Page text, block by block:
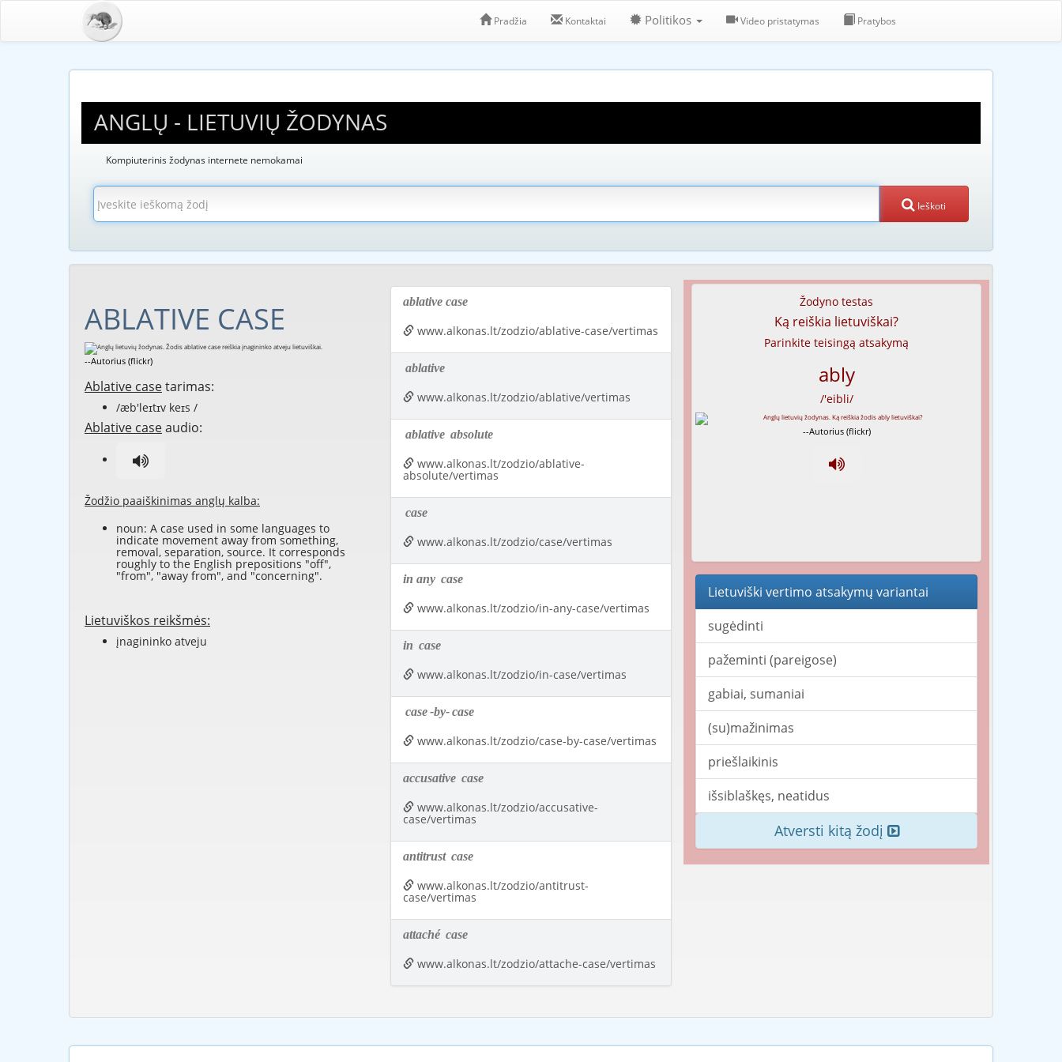
Pradžia Kontaktai Politikos Video pristatymas Pratybos
ANGLŲ - LIETUVIŲ ŽODYNAS
Kompiuterinis žodynas internete nemokamai
Ieškoti
ABLATIVE CASE
--Autorius (flickr)
Ablative casetarimas:
/æb'leɪtɪv keɪs /
Ablative caseaudio:
Žodžio paaiškinimas anglų kalba:
noun: A case used in some languages to
indicate movement away from something,
removal, separation, source. It corresponds
roughly to the English prepositions "off",
"from", "away from", and "concerning".
Lietuviškos reikšmės:
įnagininko atveju
ablative case
www.alkonas.lt/zodzio/ablative-case/vertimas
ablative
www.alkonas.lt/zodzio/ablative/vertimas
ablative absolute
www.alkonas.lt/zodzio/ablative-
absolute/vertimas
case
www.alkonas.lt/zodzio/case/vertimas
in any case
www.alkonas.lt/zodzio/in-any-case/vertimas
in case
www.alkonas.lt/zodzio/in-case/vertimas
case-by-case
www.alkonas.lt/zodzio/case-by-case/vertimas
accusative case
www.alkonas.lt/zodzio/accusative-
case/vertimas
antitrust case
www.alkonas.lt/zodzio/antitrust-
case/vertimas
attaché case
www.alkonas.lt/zodzio/attache-case/vertimas
Žodyno testas
Ką reiškia lietuviškai?
Parinkite teisingą atsakymą
ably
/'eibli/
--Autorius (flickr)
Lietuviški vertimo atsakymų variantai
sugėdinti
pažeminti (pareigose)
gabiai, sumaniai
(su)mažinimas
priešlaikinis
išsiblaškęs, neatidus
Atversti kitą žodį